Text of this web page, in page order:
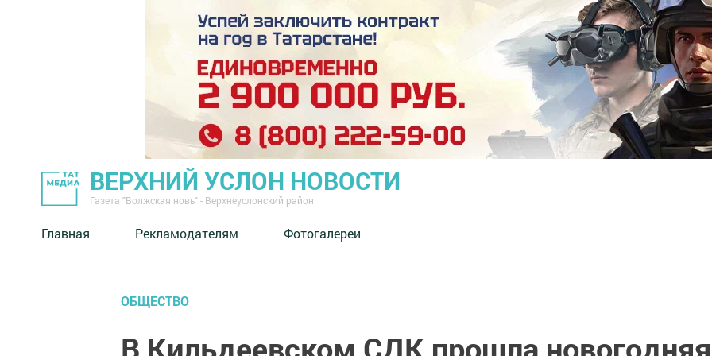
ВЕРХНИЙ УСЛОН НОВОСТИ
Газета "Волжская новь" - Верхнеуслонский район
Главная Рекламодателям Фотогалереи
ОБЩЕСТВО
В Кильдеевском СДК прошла новогодняя